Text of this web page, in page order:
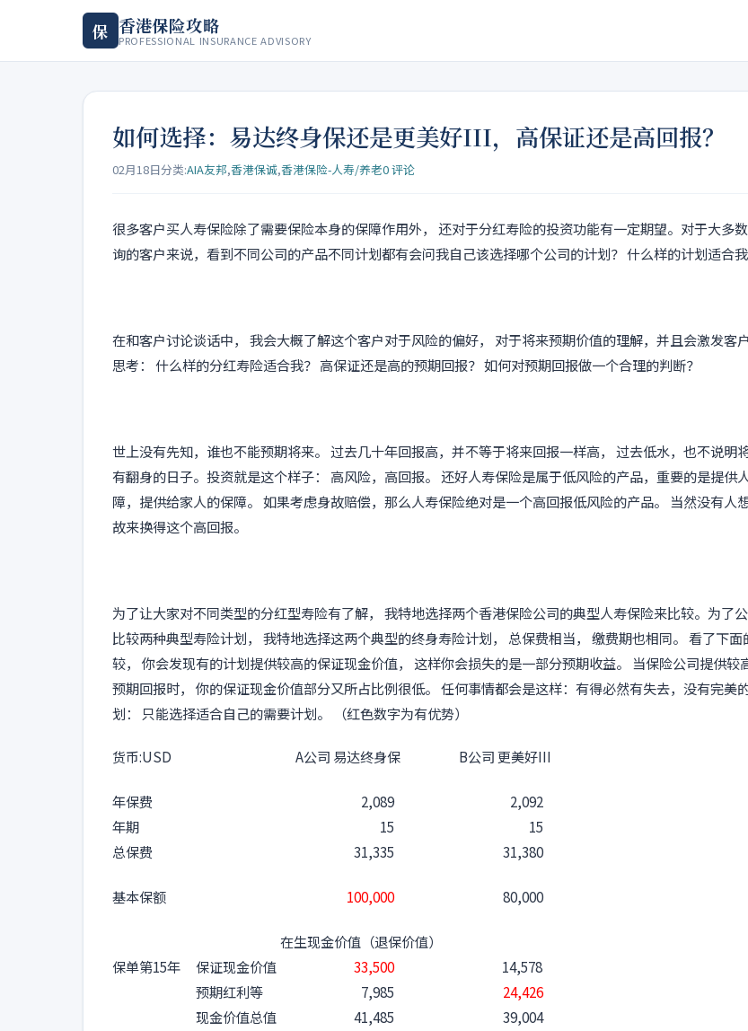
保 香港保险攻略
PROFESSIONAL INSURANCE ADVISORY
如何选择：易达终身保还是更美好III，高保证还是高回报？
02月18日分类:AIA友邦,香港保诚,香港保险-人寿/养老0 评论
很多客户买人寿保险除了需要保险本身的保障作用外， 还对于分红寿险的投资功能有一定期望。对于大多
询的客户来说，看到不同公司的产品不同计划都有会问我自己该选择哪个公司的计划？ 什么样的计划适合我
在和客户讨论谈话中， 我会大概了解这个客户对于风险的偏好， 对于将来预期价值的理解，并且会激发客
思考： 什么样的分红寿险适合我？ 高保证还是高的预期回报？ 如何对预期回报做一个合理的判断？
世上没有先知，谁也不能预期将来。 过去几十年回报高，并不等于将来回报一样高， 过去低水，也不说明
有翻身的日子。投资就是这个样子： 高风险，高回报。 还好人寿保险是属于低风险的产品，重要的是提供
障，提供给家人的保障。 如果考虑身故赔偿，那么人寿保险绝对是一个高回报低风险的产品。 当然没有人
故来换得这个高回报。
为了让大家对不同类型的分红型寿险有了解， 我特地选择两个香港保险公司的典型人寿保险来比较。为了
比较两种典型寿险计划， 我特地选择这两个典型的终身寿险计划， 总保费相当， 缴费期也相同。 看了下面
较， 你会发现有的计划提供较高的保证现金价值， 这样你会损失的是一部分预期收益。 当保险公司提供较
预期回报时， 你的保证现金价值部分又所占比例很低。 任何事情都会是这样：有得必然有失去，没有完美
划： 只能选择适合自己的需要计划。 （红色数字为有优势）
货币:USD A公司 易达终身保 B公司 更美好III
年保费 2,089
2,092
年期
15
15
总保费
31,335 31,380
基本保额 100,000 80,000
在生现金价值（退保价值）
保单第15年
保证现金价值 33,500
14,578
预期红利等
7,985
24,426
现金价值总值
41,485
39,004